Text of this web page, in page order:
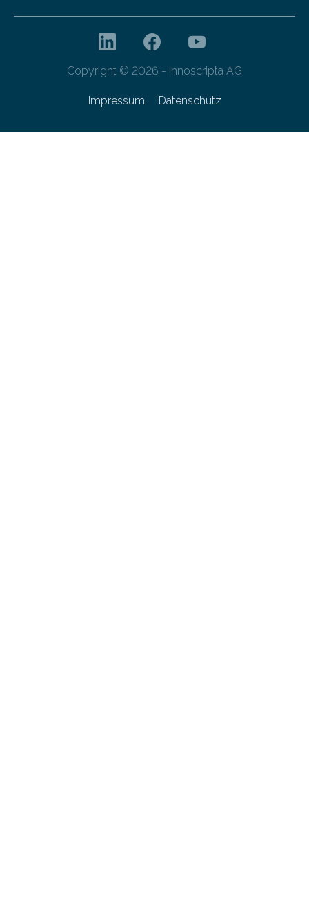
Copyright © 2026 - innoscripta AG
Impressum Datenschutz